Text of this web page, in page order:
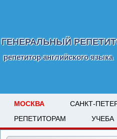
ГЕНЕРАЛЬНЫЙ
репетитор английского языка
МОСКВА САНКТ-
РЕПЕТИТОРАМ
УЧЕБА